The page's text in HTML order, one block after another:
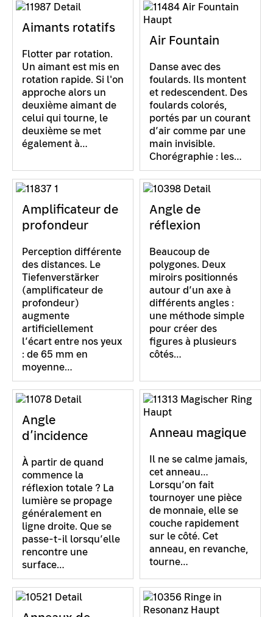
Aimants rotatifs
Flotter par rotation.
Un aimant est mis en
rotation rapide. Si l'on
approche alors un
deuxième aimant de
celui qui tourne, le
deuxième se met
également à…
Air Fountain
Danse avec des
foulards. Ils montent
et redescendent. Des
foulards colorés,
portés par un courant
d’air comme par une
main invisible.
Chorégraphie : les…
Amplificateur de
profondeur
Perception différente
des distances. Le
Tiefenverstärker
(amplificateur de
profondeur)
augmente
artificiellement
l’écart entre nos yeux
: de 65 mm en
moyenne…
Angle de
réflexion
Beaucoup de
polygones. Deux
miroirs positionnés
autour d’un axe à
différents angles :
une méthode simple
pour créer des
figures à plusieurs
côtés…
Angle
d’incidence
À partir de quand
commence la
réflexion totale ? La
lumière se propage
généralement en
ligne droite. Que se
passe-t-il lorsqu’elle
rencontre une
surface…
Anneau magique
Il ne se calme jamais,
cet anneau…
Lorsqu’on fait
tournoyer une pièce
de monnaie, elle se
couche rapidement
sur le côté. Cet
anneau, en revanche,
tourne…